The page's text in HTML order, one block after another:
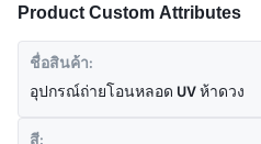
Product Custom Attributes
ชื่อสินค้า:
อุปกรณ์ถ่ายโอนหลอด UV ห้าดวง